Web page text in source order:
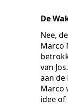
De
Nee,
Marco
van
aan
Marco
idee of